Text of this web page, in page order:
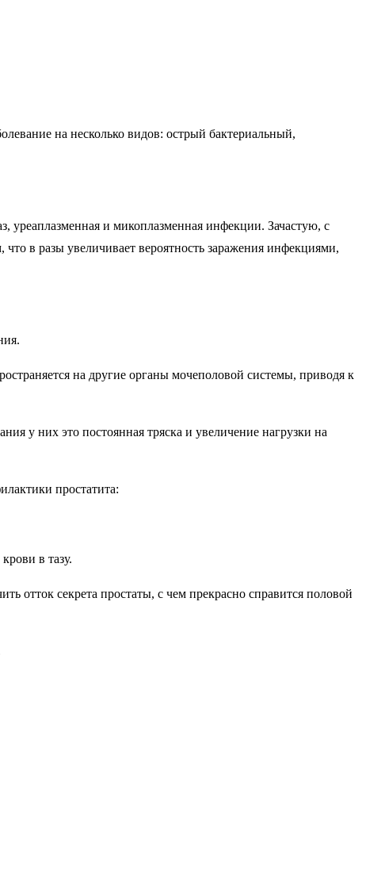
на несколько видов: острый бактериальный,
уреаплазменная и микоплазменная инфекции. Зачастую, с
в разы увеличивает вероятность заражения инфекциями,
на другие органы мочеполовой системы, приводя к
у них это постоянная тряска и увеличение нагрузки на
простатита:
в тазу.
отток секрета простаты, с чем прекрасно справится половой